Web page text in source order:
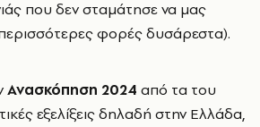
που δεν σταμάτησε να μας
περισσότερες φορές δυσάρεστα).
Ανασκόπηση 2024 από τα του
εξελίξεις δηλαδή στην Ελλάδα,